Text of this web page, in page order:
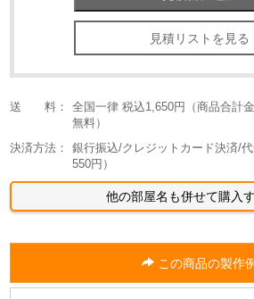
見積リストを見る
送 料：
全国一律 税込1,650円（商品合計
無料）
決済方法：
銀行振込/クレジットカード決済/
550円）
他の部屋名も併せて購
この商品の製作